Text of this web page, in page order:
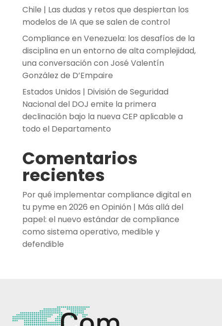
Chile | Las dudas y retos que despiertan los
modelos de IA que se salen de control
Compliance en Venezuela: los desafíos de la
disciplina en un entorno de alta complejidad,
una conversación con José Valentín
González de D’Empaire
Estados Unidos | División de Seguridad
Nacional del DOJ emite la primera
declinación bajo la nueva CEP aplicable a
todo el Departamento
Comentarios
recientes
Por qué implementar compliance digital en
tu pyme en 2026 en Opinión | Más allá del
papel: el nuevo estándar de compliance
como sistema operativo, medible y
defendible